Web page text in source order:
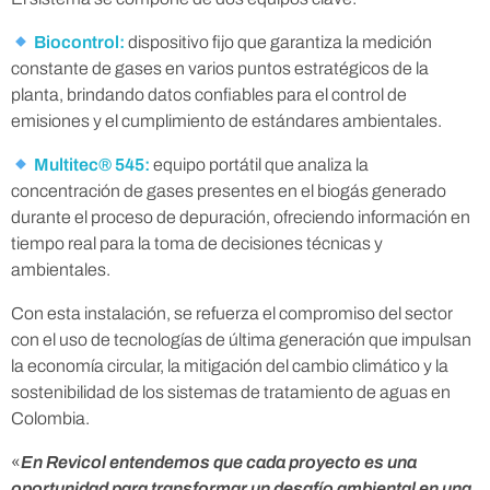
p
r
o
v
e
c
Biocontrol: dispositivo fijo que garantiza la medición
constante de gases en varios puntos estratégicos de la
planta, brindando datos confiables para el control de
emisiones y el cumplimiento de estándares ambientales.
Multitec® 545: equipo portátil que analiza la
concentración de gases presentes en el biogás generado
durante el proceso de depuración, ofreciendo información en
tiempo real para la toma de decisiones técnicas y
ambientales.
Con esta instalación, se refuerza el compromiso del sector
con el uso de tecnologías de última generación que impulsan
la economía circular, la mitigación del cambio climático y la
sostenibilidad de los sistemas de tratamiento de aguas en
Colombia.
«En Revicol entendemos que cada proyecto es una